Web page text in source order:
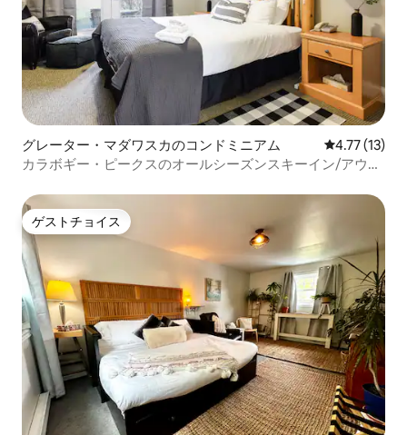
グレーター・マダワスカのコンドミニアム レビュー13
4.77 (13)
カラボギー・ピークスのオールシーズンスキーイン/アウト
ゲストチョイス
ゲストチョイス